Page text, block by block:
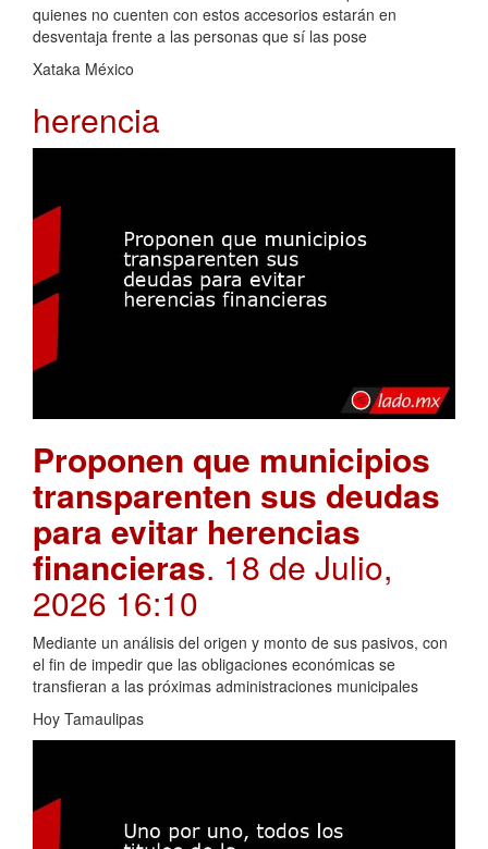
quienes no cuenten con estos accesorios estarán en
desventaja frente a las personas que sí las pose
Xataka México
herencia
Proponen que municipios
transparenten sus deudas
para evitar herencias
financieras. 18 de Julio,
2026 16:10
Mediante un análisis del origen y monto de sus pasivos, con
el fin de impedir que las obligaciones económicas se
transfieran a las próximas administraciones municipales
Hoy Tamaulipas